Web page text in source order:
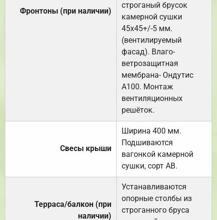
Фронтоны (при наличии)
строганый брусок
камерной сушки
45х45+/-5 мм.
(вентилируемый
фасад). Влаго-
ветрозащитная
мембрана- Ондутис
А100. Монтаж
вентиляционных
решёток.
Свесы крыши
Ширина 400 мм.
Подшиваются
вагонкой камерной
сушки, сорт АВ.
Терраса/балкон (при
наличии)
Устанавливаются
опорные столбы из
строганного бруса